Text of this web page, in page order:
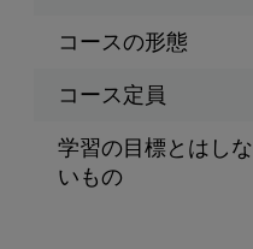
コースの形態
コース定員
学習の目標とはしな
いもの